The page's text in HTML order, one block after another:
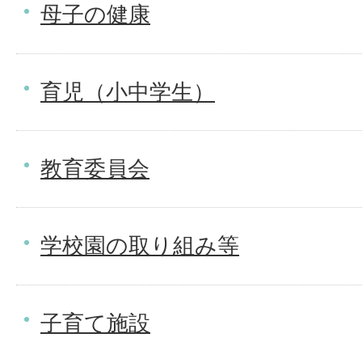
母子の健康
育児（小中学生）
教育委員会
学校園の取り組み等
子育て施設